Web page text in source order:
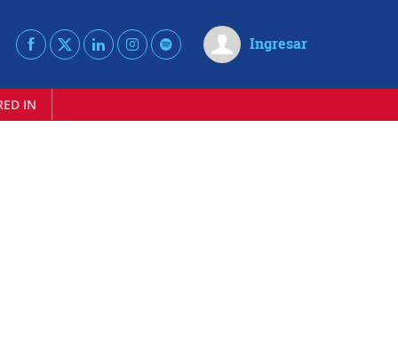
Ingresar
IN